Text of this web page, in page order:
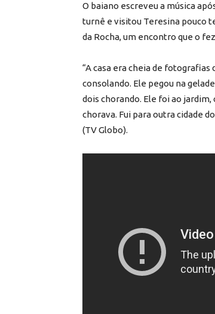
O baiano escreveu a música
turnê e visitou Teresina pouco
da Rocha, um encontro que o
“A casa era cheia de fotografias
consolando. Ele pegou na
dois chorando. Ele foi ao
chorava. Fui para outra cidade
(TV Globo).